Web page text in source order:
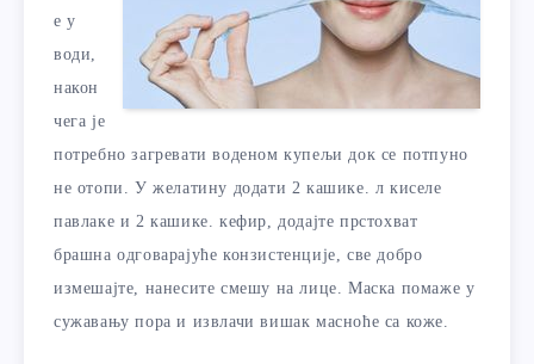
е у
води,
након
чега је
потребно загревати воденом купељи док се потпуно
не отопи. У желатину додати 2 кашике. л киселе
павлаке и 2 кашике. кефир, додајте прстохват
брашна одговарајуће конзистенције, све добро
измешајте, нанесите смешу на лице. Маска помаже у
сужавању пора и извлачи вишак масноће са коже.